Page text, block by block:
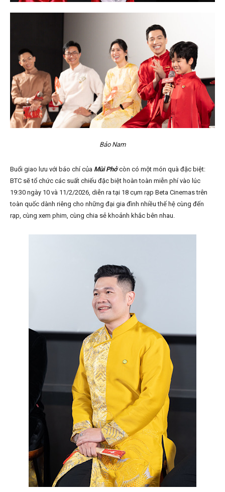
Bảo Nam
Buổi giao lưu với báo chí của Mùi Phởcòn có một món quà đặc biệt:
BTC sẽ tổ chức các suất chiếu đặc biệt hoàn toàn miễn phí vào lúc
19:30 ngày 10 và 11/2/2026, diễn ra tại 18 cụm rạp Beta Cinemas trên
toàn quốc dành riêng cho những đại gia đình nhiều thế hệ cùng đến
rạp, cùng xem phim, cùng chia sẻ khoảnh khắc bên nhau.